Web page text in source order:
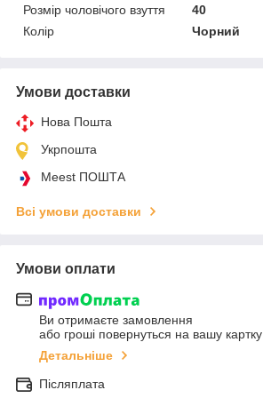
Розмір чоловічого взуття
40
Колір
Чорний
Умови доставки
Нова Пошта
Укрпошта
Meest ПОШТА
Всі умови доставки
Умови оплати
Ви отримаєте замовлення
або гроші повернуться на вашу картку
Детальніше
Післяплата